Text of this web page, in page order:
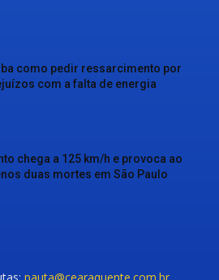
como pedir ressarcimento por
com a falta de energia
chega a 125 km/h e provoca ao
duas mortes em São Paulo